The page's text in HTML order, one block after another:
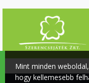
Mint minden
hogy kellemesebb